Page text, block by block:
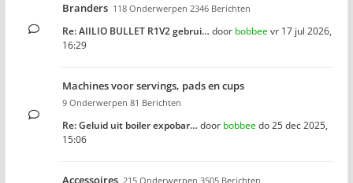
Branders 118 Onderwerpen 2346 Berichten
Re: AIILIO BULLET R1V2 gebrui… door bobbeevr 17 jul 2026,
16:29
Machines voor servings, pads en cups
9 Onderwerpen 81 Berichten
Re: Geluid uit boiler expobar… door bobbeedo 25 dec 2025,
15:06
Accessoires 215 Onderwerpen 3505 Berichten